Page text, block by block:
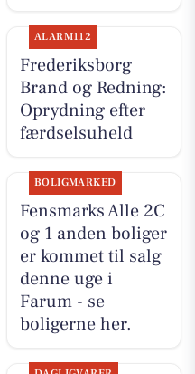
ALARM112
Frederiksborg
Brand og Redning:
Oprydning efter
færdselsuheld
BOLIGMARKED
Fensmarks Alle 2C
og 1 anden boliger
er kommet til salg
denne uge i
Farum - se
boligerne her.